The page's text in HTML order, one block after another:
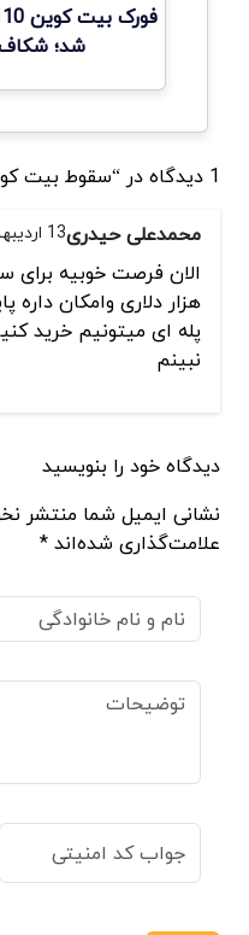
شد؛
1 دیدگاه در “سقوط بیت کوین به زیر 57000 دلار”
محمدعلی حیدری13 اردیبهشت 1403 - 07:08
پله ای میتونیم خرید
نبینم
دیدگاه خود را بنویسید
نشانی ایمیل شما منتشر
علامت‌گذاری شده‌اند *